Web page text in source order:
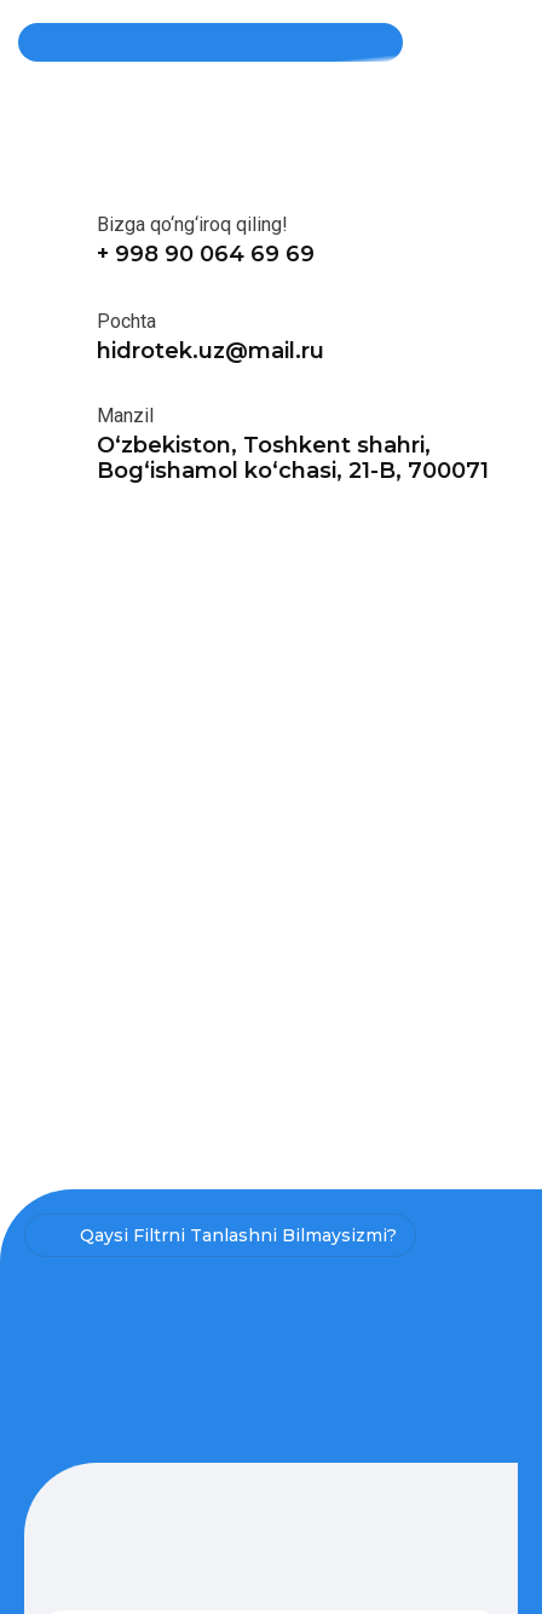
Bizga qo‘ng‘iroq qiling!
+ 998 90 064 69 69
Pochta
hidrotek.uz@mail.ru
Manzil
O‘zbekiston, Toshkent shahri,
Bog‘ishamol ko‘chasi, 21-B, 700071
Qaysi Filtrni Tanlashni Bilmaysizmi?